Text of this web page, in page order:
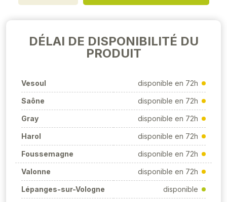
DÉLAI DE DISPONIBILITÉ DU
PRODUIT
Vesoul disponible en 72h
Saône disponible en 72h
Gray disponible en 72h
Harol disponible en 72h
Foussemagne disponible en 72h
Valonne disponible en 72h
Lépanges-sur-Vologne disponible